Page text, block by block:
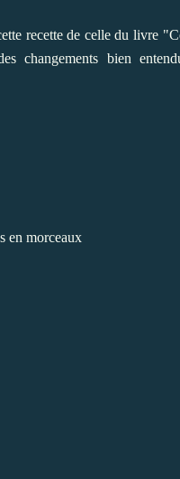
recette de celle du livre
changements bien
en morceaux